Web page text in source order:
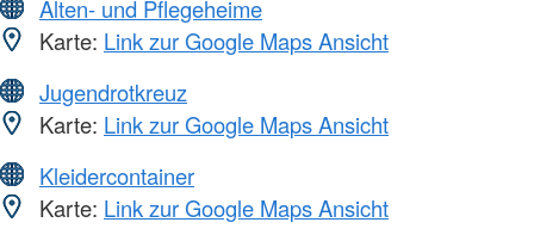
Alten- und Pflegeheime
Karte: Link zur Google Maps Ansicht
Jugendrotkreuz
Karte: Link zur Google Maps Ansicht
Kleidercontainer
Karte: Link zur Google Maps Ansicht